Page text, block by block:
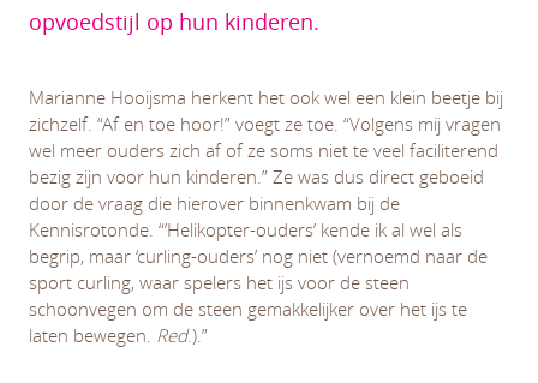
opvoedstijl op hun kinderen.
Marianne Hooijsma herkent het ook wel een klein beetje bij
zichzelf. “Af en toe hoor!” voegt ze toe. “Volgens mij vragen
wel meer ouders zich af of ze soms niet te veel faciliterend
bezig zijn voor hun kinderen.” Ze was dus direct geboeid
door de vraag die hierover binnenkwam bij de
Kennisrotonde. “’Helikopter-ouders’ kende ik al wel als
begrip, maar ‘curling-ouders’ nog niet (vernoemd naar de
sport curling, waar spelers het ijs voor de steen
schoonvegen om de steen gemakkelijker over het ijs te
laten bewegen. Red.).”